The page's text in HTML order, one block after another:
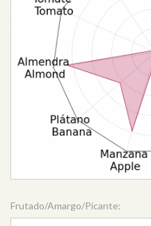
Frutado/Amargo/Picante: